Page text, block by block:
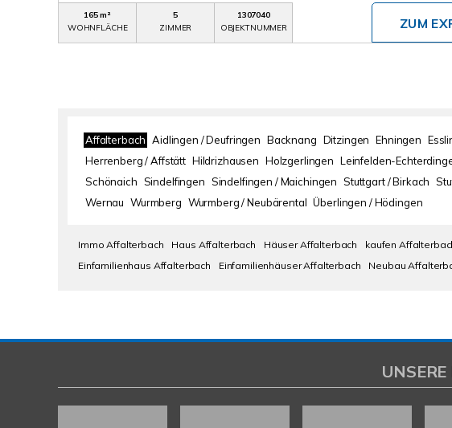
165 m²
WOHNFLÄCHE
5
ZIMMER
1307040
OBJEKTNUMMER
ZUM
Affalterbach Aidlingen / Deufringen Backnang Ditzingen Ehningen
Herrenberg / Affstätt Hildrizhausen Holzgerlingen Leinfelden-
Schönaich Sindelfingen Sindelfingen / Maichingen Stuttgart / Birkach
Wernau Wurmberg Wurmberg / Neubärental Überlingen / Hödingen
Immo Affalterbach Haus Affalterbach Häuser Affalterbach kaufen
Einfamilienhaus Affalterbach
Einfamilienhäuser Affalterbach Neubau